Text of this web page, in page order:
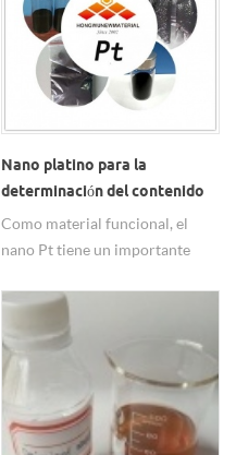
Nano platino para la
determinación del contenido
de hidrógeno
Como material funcional, el
nano Pt tiene un importante
campos de sensores, catálisis,
pilas de combustible,
electrónica, óptica y
electromagnetismo. El buen
desempeño catalítico hace que
funcione bien en titulador.